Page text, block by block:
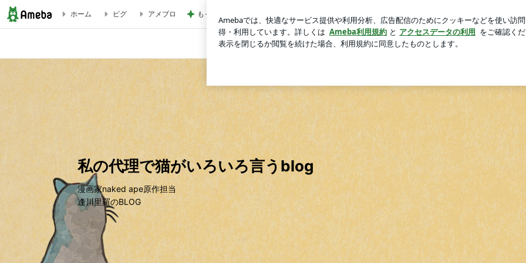
TOP 自己紹介 メニュー&料金 ブログ
ホーム ピグ アメブロ もっと早く買えばよかったスマホケース 新規登録
私の代理で猫がいろいろ言うblog
漫画家naked ape原作担当
逢川里羅のBLOG